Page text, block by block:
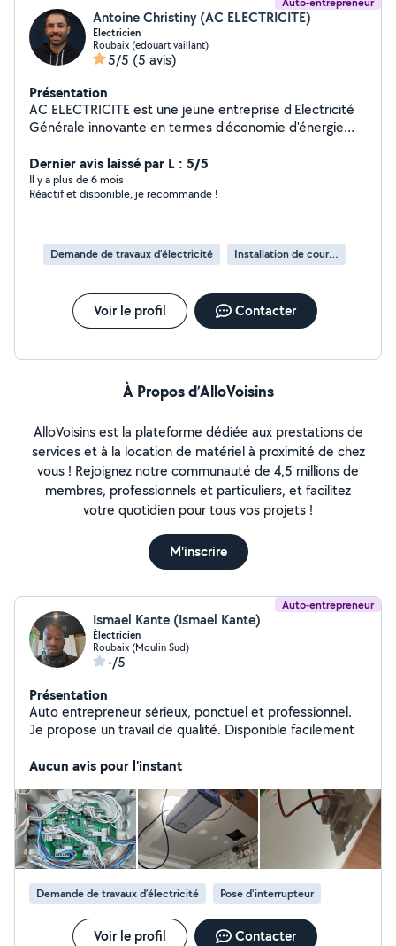
Antoine Christiny (AC ELECTRICITE)
Electricien
Roubaix (edouart vaillant)
5/5 (5 avis)
Présentation
AC ELECTRICITE est une jeune entreprise d'Electricité
Générale innovante en termes d'économie d'énergie
vos attentes en matière de diagnostic électrique, de
maison connectée, de production d'énergie
photovoltaïque et aussi pour tous types de travaux de
vous fournit un devis rapide et gratuit. Par son sérieux et
sa garantie décennale, vous pouvez accorder votre
Dernier avis laissé par L : 5/5
Il y a plus de 6 mois
Réactif et disponible, je recommande !
Demande de travaux d’électricité Installation de courant
Voir le profil Contacter
À Propos d’AlloVoisins
AlloVoisins est la plateforme dédiée aux prestations de
services et à la location de matériel à proximité de chez
vous ! Rejoignez notre communauté de 4,5 millions de
membres, professionnels et particuliers, et facilitez
votre quotidien pour tous vos projets !
M'inscrire
Auto-entrepreneur
Ismael Kante (Ismael Kante)
Électricien
Roubaix (Moulin Sud)
-/5
Présentation
Auto entrepreneur sérieux, ponctuel et professionnel.
Je propose un travail de qualité. Disponible facilement
Aucun avis pour l'instant
Demande de travaux d’électricité Pose d'interrupteur
Voir le profil Contacter